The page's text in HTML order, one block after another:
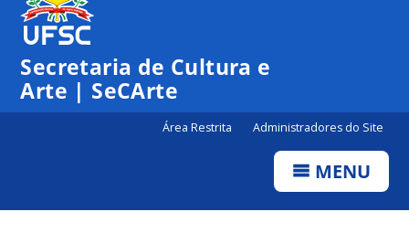
Secretaria de Cultura e
Arte | SeCArte
Área Restrita Administradores do Site
MENU
0:00
1:00